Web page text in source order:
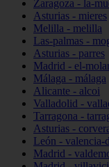
Zaragoza - la-
Asturias - mieres
Melilla - melilla
Las-palmas -
Asturias - parres
Madrid - el-
Málaga - málaga
Alicante - alcoi
Valladolid -
Tarragona -
Asturias -
León - valencia-
Madrid -